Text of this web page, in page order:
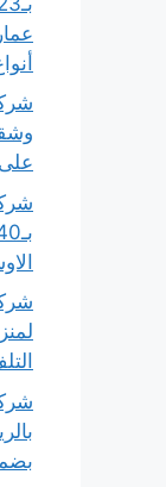
بضمان100%